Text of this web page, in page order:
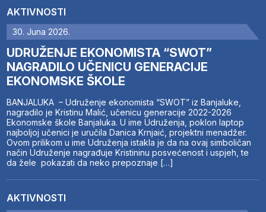
AKTIVNOSTI
30. Juna 2026.
UDRUŽENJE EKONOMISTA “SWOT”
NAGRADILO UČENICU GENERACIJE
EKONOMSKE ŠKOLE
BANJALUKA – Udruženje ekonomista “SWOT” iz Banjaluke,
nagradilo je Kristinu Malić, učenicu generacije 2022-2026
Ekonomske škole Banjaluka. U ime Udruženja, poklon laptop
najboljoj učenici je uručila Danica Krnjaić, projektni menadžer.
Ovom prilikom u ime Udruženja istakla je da na ovaj simboličan
način Udruženje nagrađuje Kristininu posvećenost i uspjeh, te
da žele pokazati da neko prepoznaje […]
AKTIVNOSTI